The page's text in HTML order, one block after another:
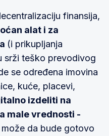
finansija,
alat i za
(i prikupljanja
srži teško prevodivog
se određena imovina
kuće, placevi,
izdeliti na
male vrednosti -
da bude gotovo